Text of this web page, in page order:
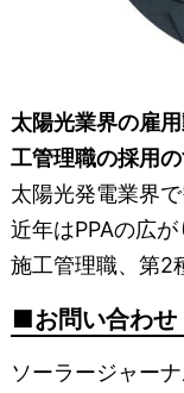
太陽光業界の雇
工管理職の採用
太陽光発電業界
近年はPPAの広
施工管理職、第2
お問い合わせ
ソーラージャー